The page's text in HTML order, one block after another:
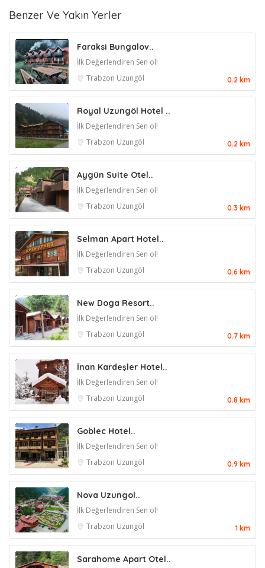
Benzer Ve Yakın Yerler
Faraksi Bungalov..
İlk Değerlendiren Sen ol!
Trabzon Uzungöl 0.2 km
Royal Uzungöl Hotel ..
İlk Değerlendiren Sen ol!
Trabzon Uzungöl 0.2 km
Aygün Suite Otel..
İlk Değerlendiren Sen ol!
Trabzon Uzungöl 0.3 km
Selman Apart Hotel..
İlk Değerlendiren Sen ol!
Trabzon Uzungöl 0.6 km
New Doga Resort..
İlk Değerlendiren Sen ol!
Trabzon Uzungöl 0.7 km
İnan Kardeşler Hotel..
İlk Değerlendiren Sen ol!
Trabzon Uzungöl 0.8 km
Goblec Hotel..
İlk Değerlendiren Sen ol!
Trabzon Uzungöl 0.9 km
Nova Uzungol..
İlk Değerlendiren Sen ol!
Trabzon Uzungöl 1 km
Sarahome Apart Otel..